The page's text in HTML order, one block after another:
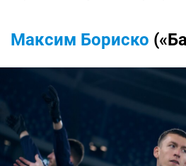
Максим Бориско